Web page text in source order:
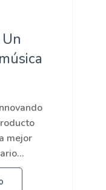
mejor